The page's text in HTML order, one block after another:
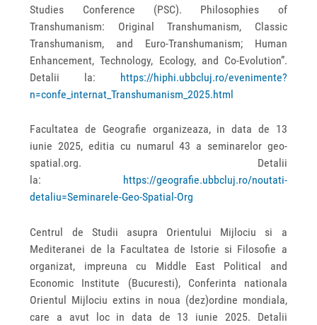
Studies Conference (PSC). Philosophies of
Transhumanism: Original Transhumanism, Classic
Transhumanism, and Euro-Transhumanism; Human
Enhancement, Technology, Ecology, and Co-Evolution”.
Detalii la: https://hiphi.ubbcluj.ro/evenimente?
n=confe_internat_Transhumanism_2025.html
Facultatea de Geografie organizeaza, in data de 13
iunie 2025, editia cu numarul 43 a seminarelor geo-
spatial.org. Detalii
la:
https://geografie.ubbcluj.ro/noutati-
detaliu=Seminarele-Geo-Spatial-Org
Centrul de Studii asupra Orientului Mijlociu si a
Mediteranei de la Facultatea de Istorie si Filosofie a
organizat, impreuna cu Middle East Political and
Economic Institute (Bucuresti), Conferinta nationala
Orientul Mijlociu extins in noua (dez)ordine mondiala,
care a avut loc in data de 13 iunie 2025. Detalii